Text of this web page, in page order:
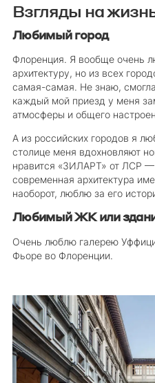
Взгляды на
Любимый город
Флоренция. Я вообще очень
архитектуру, но из всех
самая-самая. Не знаю,
каждый мой приезд у меня
атмосферы и общего
А из российских городов я
столице меня вдохновляют
нравится «ЗИЛАРТ» от ЛСР —
современная архитектура
наоборот, люблю за его
Любимый ЖК или
Очень люблю галерею
Фьоре во Флоренции.